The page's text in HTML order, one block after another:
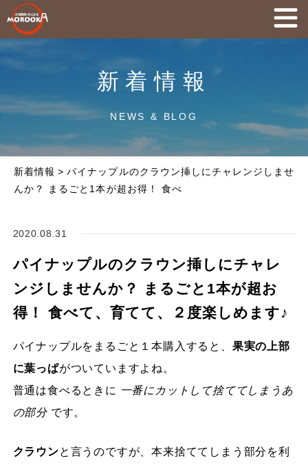
新着情報
NEWS & BLOG
新着情報 > パイナップルのクラウン挿しにチャレンジしませ
んか？ まるごと1本が超お得！ 食べ
2020.08.31
パイナップルのクラウン挿しにチャレ
ンジしませんか？ まるごと1本が超お
得！ 食べて、育てて、２度楽しめます♪
パイナップルをまるごと１本購入すると、 果実の上部
に葉っぱがついていますよね。
普通は食べるときに 一番にカットして捨ててしまうあ
の部分 です。
クラウンと言うのですが、本来捨ててしまう部分を利